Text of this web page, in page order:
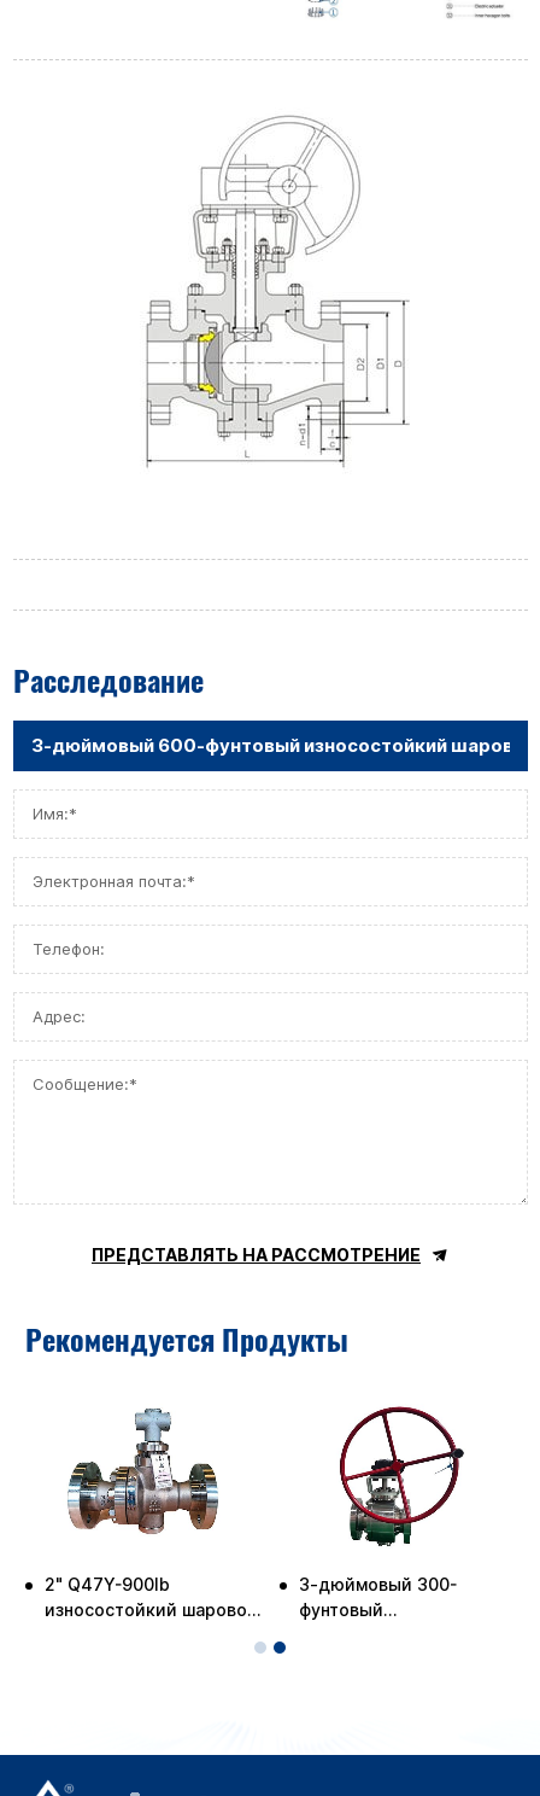
Расследование
ПРЕДСТАВЛЯТЬ НА РАССМОТРЕНИЕ
Рекомендуется Продукты
2" Q47Y-900lb
износостойкий шаровой
3-дюймовый 300-
фунтовый